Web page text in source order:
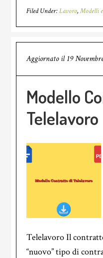
Filed Under:Lavoro,Modelli
Aggiornato il 19
Modello
Telelavoro
Telelavoro Il
“nuovo” tipo di